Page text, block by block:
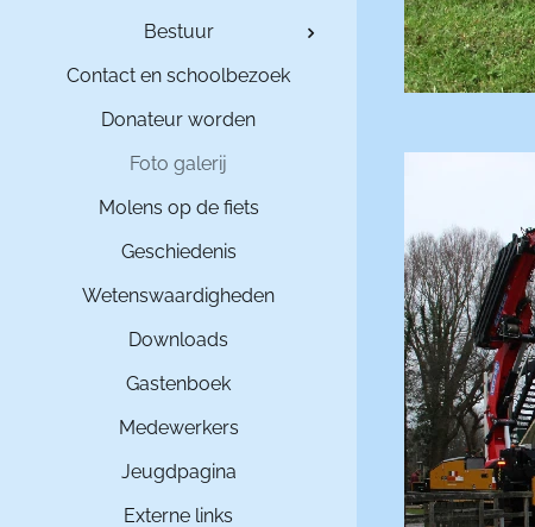
Bestuur
Contact en schoolbezoek
Donateur worden
Foto galerij
Molens op de fiets
Geschiedenis
Wetenswaardigheden
Downloads
Gastenboek
Medewerkers
Jeugdpagina
Externe links